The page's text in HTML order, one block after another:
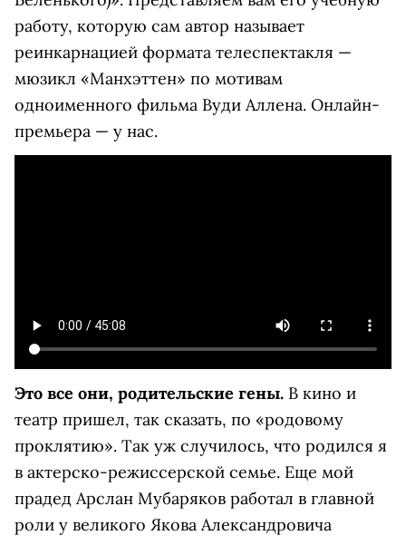
работу, которую сам автор называет
реинкарнацией формата телеспектакля —
мюзикл «Манхэттен» по мотивам
одноименного фильма Вуди Аллена. Онлайн-
премьера — у нас.
Это все они, родительские гены. В кино и
театр пришел, так сказать, по «родовому
проклятию». Так уж случилось, что родился я
в актерско-режиссерской семье. Еще мой
прадед Арслан Мубаряков работал в главной
роли у великого Якова Александровича